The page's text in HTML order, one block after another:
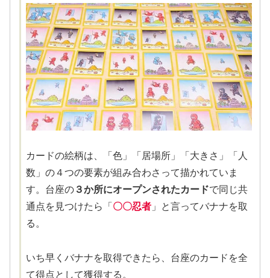
カードの絵柄は、「色」「居場所」「大きさ」「人
数」の４つの要素が組み合わさって描かれていま
す。台座の ３か所にオープンされたカードで同じ共
通点を見つけたら「 〇〇忍者 」と言ってバナナを取
る。
いち早くバナナを取得できたら、台座のカードを全
て得点として獲得する。